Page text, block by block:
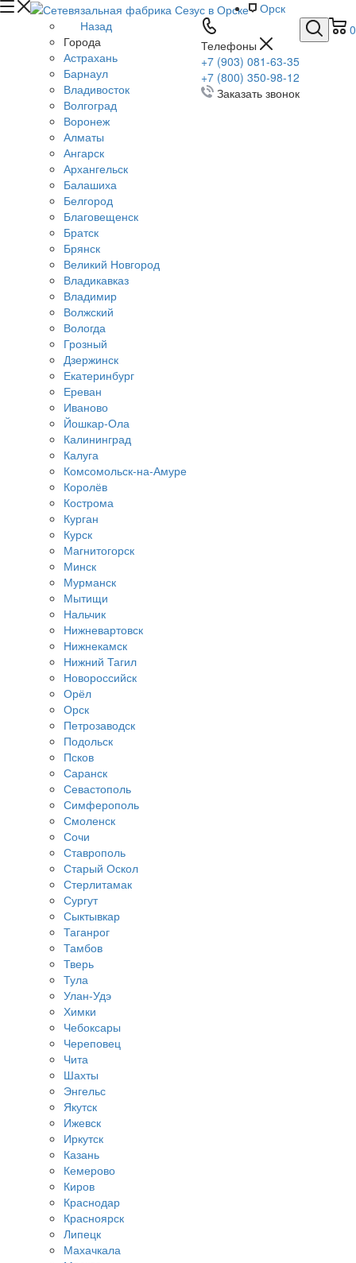
0
Телефоны
+7 (903) 081-63-35
+7 (800) 350-98-12
Заказать звонок
Орск
Назад
Города
Астрахань
Барнаул
Владивосток
Волгоград
Воронеж
Алматы
Ангарск
Архангельск
Балашиха
Белгород
Благовещенск
Братск
Брянск
Великий Новгород
Владикавказ
Владимир
Волжский
Вологда
Грозный
Дзержинск
Екатеринбург
Ереван
Иваново
Йошкар-Ола
Калининград
Калуга
Комсомольск-на-Амуре
Королёв
Кострома
Курган
Курск
Магнитогорск
Минск
Мурманск
Мытищи
Нальчик
Нижневартовск
Нижнекамск
Нижний Тагил
Новороссийск
Орёл
Орск
Петрозаводск
Подольск
Псков
Саранск
Севастополь
Симферополь
Смоленск
Сочи
Ставрополь
Старый Оскол
Стерлитамак
Сургут
Сыктывкар
Таганрог
Тамбов
Тверь
Тула
Улан-Удэ
Химки
Чебоксары
Череповец
Чита
Шахты
Энгельс
Якутск
Ижевск
Иркутск
Казань
Кемерово
Киров
Краснодар
Красноярск
Липецк
Махачкала